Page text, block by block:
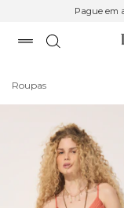
15% Cashback |
Início
Roupas